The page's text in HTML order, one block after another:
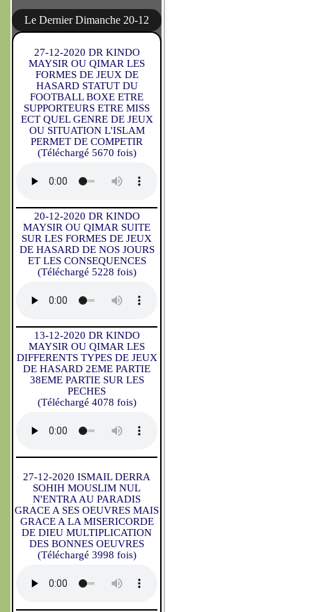
Le Dernier Dimanche 20-12
27-12-2020 DR KINDO
MAYSIR OU QIMAR LES
FORMES DE JEUX DE
HASARD STATUT DU
FOOTBALL BOXE ETRE
SUPPORTEURS ETRE MISS
ECT QUEL GENRE DE JEUX
OU SITUATION L'ISLAM
PERMET DE COMPETIR
(Téléchargé 5670 fois)
20-12-2020 DR KINDO
MAYSIR OU QIMAR SUITE
SUR LES FORMES DE JEUX
DE HASARD DE NOS JOURS
ET LES CONSEQUENCES
(Téléchargé 5228 fois)
13-12-2020 DR KINDO
MAYSIR OU QIMAR LES
DIFFERENTS TYPES DE JEUX
DE HASARD 2EME PARTIE
38EME PARTIE SUR LES
PECHES
(Téléchargé 4078 fois)
27-12-2020 ISMAIL DERRA
SOHIH MOUSLIM NUL
N'ENTRA AU PARADIS
GRACE A SES OEUVRES MAIS
GRACE A LA MISERICORDE
DE DIEU MULTIPLICATION
DES BONNES OEUVRES
(Téléchargé 3998 fois)